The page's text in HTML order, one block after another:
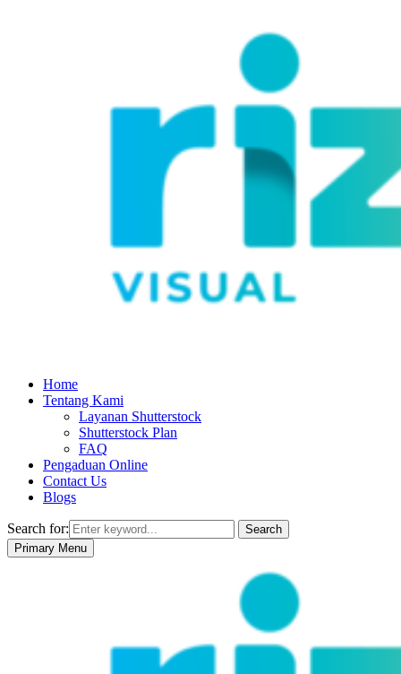
Home
Tentang Kami
Layanan Shutterstock
Shutterstock Plan
FAQ
Pengaduan Online
Contact Us
Blogs
Search for:
Search
Primary Menu